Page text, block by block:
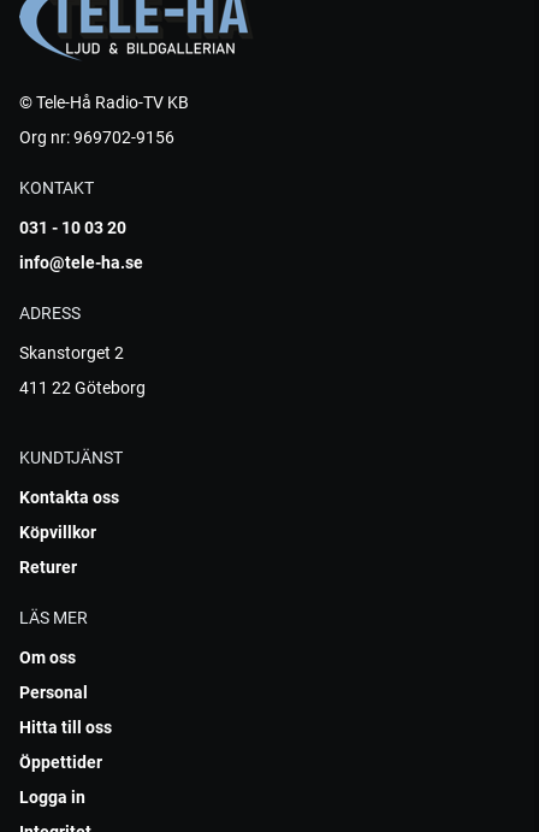
© Tele-Hå Radio-TV KB
Org nr: 969702-9156
KONTAKT
031 - 10 03 20
info@tele-ha.se
ADRESS
Skanstorget 2
411 22 Göteborg
KUNDTJÄNST
Kontakta oss
Köpvillkor
Returer
LÄS MER
Om oss
Personal
Hitta till oss
Öppettider
Logga in